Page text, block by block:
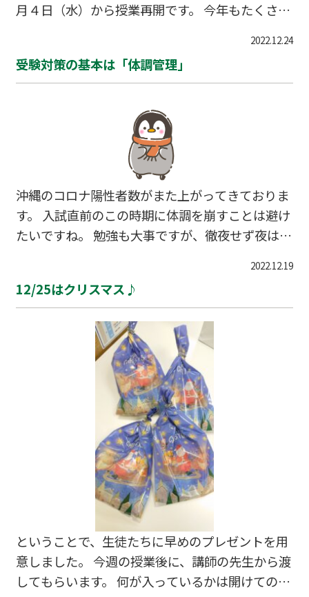
月４日（水）から授業再開です。 今年もたくさん
した。 本当にありがとうござます。 来年もよろし
くお願いいたします。 それでは、よいお年を♪
2022.12.24
受験対策の基本は「体調管理」
沖縄のコロナ陽性者数がまた上がってきておりま
す。 入試直前のこの時期に体調を崩すことは避け
たいですね。 勉強も大事ですが、徹夜せず夜はし
ール消毒をワンプッシュお願いしますm(_ _)m
2022.12.19
12/25はクリスマス♪
ということで、生徒たちに早めのプレゼントを用
意しました。 今週の授業後に、講師の先生から渡
してもらいます。 何が入っているかは開けてのお